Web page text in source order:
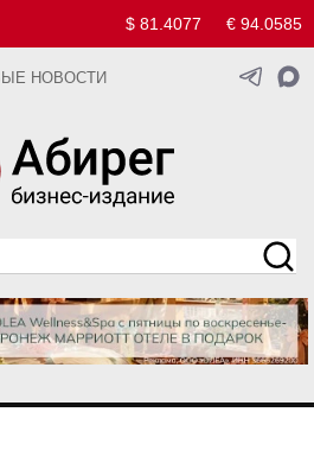
$ 81.4077 € 94.0585
НОВОСТИ